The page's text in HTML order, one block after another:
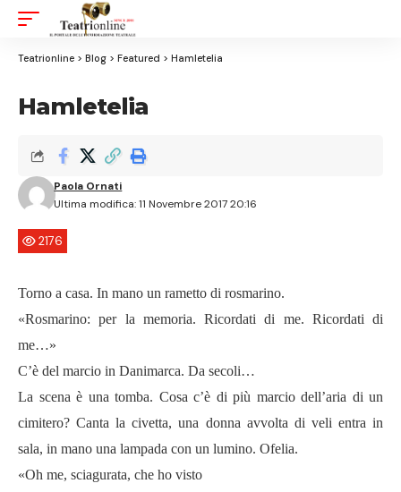
Teatrionline > Blog > Featured > Hamletelia
Hamletelia
Ultima modifica: 11 Novembre 2017 20:16
Paola Ornati
2176
Torno a casa. In mano un rametto di rosmarino.
«Rosmarino: per la memoria. Ricordati di me. Ricordati di
me…»
C’è del marcio in Danimarca. Da secoli…
La scena è una tomba. Cosa c’è di più marcio dell’aria di un
cimitero? Canta la civetta, una donna avvolta di veli entra in
sala, in mano una lampada con un lumino. Ofelia.
«Oh me, sciagurata, che ho visto